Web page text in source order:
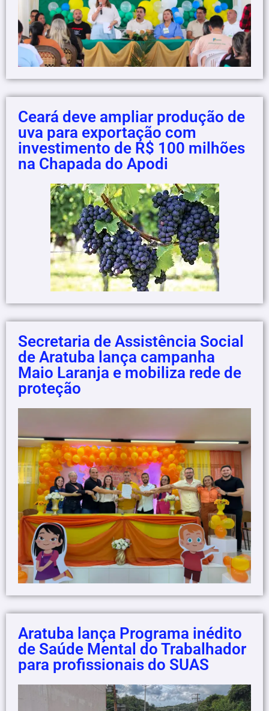
Ceará deve ampliar produção de
uva para exportação com
investimento de R$ 100 milhões
na Chapada do Apodi
Secretaria de Assistência Social
de Aratuba lança campanha
Maio Laranja e mobiliza rede de
proteção
Aratuba lança Programa inédito
de Saúde Mental do Trabalhador
para profissionais do SUAS